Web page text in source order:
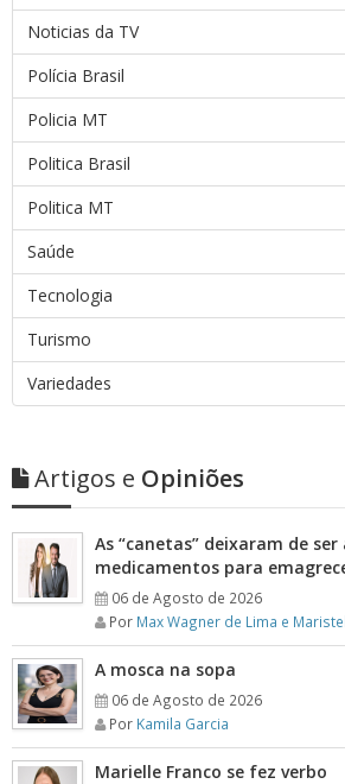
Noticias da TV
Polícia Brasil
Policia MT
Politica Brasil
Politica MT
Saúde
Tecnologia
Turismo
Variedades
Artigos e Opiniões
As “canetas” deixaram de ser
medicamentos para
06 de Agosto de 2026
Por Max Wagner de Lima e
A mosca na sopa
06 de Agosto de 2026
Por Kamila Garcia
Marielle Franco se fez verbo